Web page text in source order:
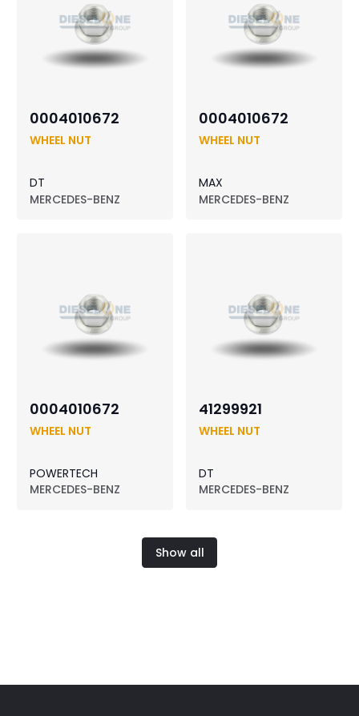
0004010672
WHEEL NUT
DT
MERCEDES-BENZ
0004010672
WHEEL NUT
MAX
MERCEDES-BENZ
0004010672
WHEEL NUT
POWERTECH
MERCEDES-BENZ
41299921
WHEEL NUT
DT
MERCEDES-BENZ
Show all